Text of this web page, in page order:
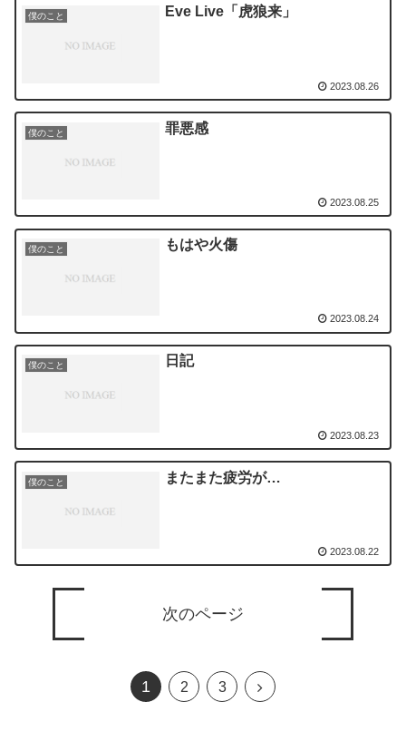
僕のこと Eve Live「虎狼来」
2023.08.26
僕のこと 罪悪感
2023.08.25
僕のこと もはや火傷
2023.08.24
僕のこと 日記
2023.08.23
僕のこと またまた疲労が…
2023.08.22
次のページ
1 2 3